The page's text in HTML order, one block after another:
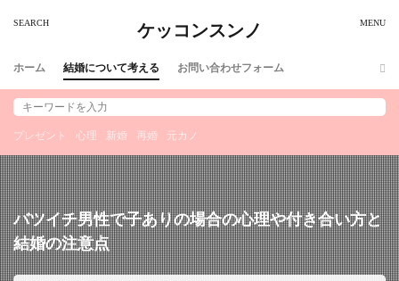
ケッコンスンノ
ホーム 結婚について考える お問い合わせフォーム
プレゼント 心理 新婚 再婚 元カノ
バツイチ男性で子ありの場合の心理や付き合い方と
結婚の注意点